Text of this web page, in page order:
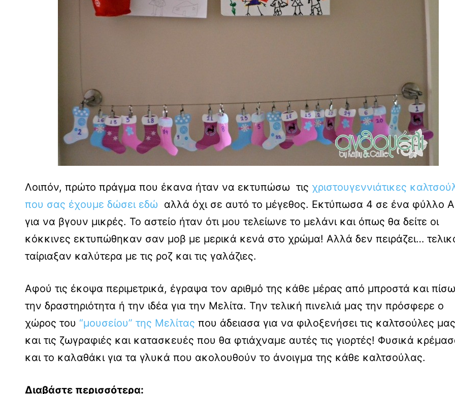
Λοιπόν, πρώτο πράγμα που έκανα ήταν να εκτυπώσω τις χριστουγεννιάτικες
που σας έχουμε δώσει εδώ αλλά όχι σε αυτό το μέγεθος. Εκτύπωσα 4 σε ένα φύλλο
για να βγουν μικρές. Το αστείο ήταν ότι μου τελείωνε το μελάνι και όπως θα δείτε οι
κόκκινες εκτυπώθηκαν σαν μοβ με μερικά κενά στο χρώμα! Αλλά δεν πειράζει…
ταίριαξαν καλύτερα με τις ροζ και τις γαλάζιες.
Αφού τις έκοψα περιμετρικά, έγραψα τον αριθμό της κάθε μέρας από μπροστά και πίσω
την δραστηριότητα ή την ιδέα για την Μελίτα. Την τελική πινελιά μας την πρόσφερε ο
χώρος του “μουσείου” της Μελίτας που άδειασα για να φιλοξενήσει τις καλτσούλες μας
και τις ζωγραφιές και κατασκευές που θα φτιάχναμε αυτές τις γιορτές! Φυσικά
και το καλαθάκι για τα γλυκά που ακολουθούν το άνοιγμα της κάθε καλτσούλας.
Διαβάστε περισσότερα: